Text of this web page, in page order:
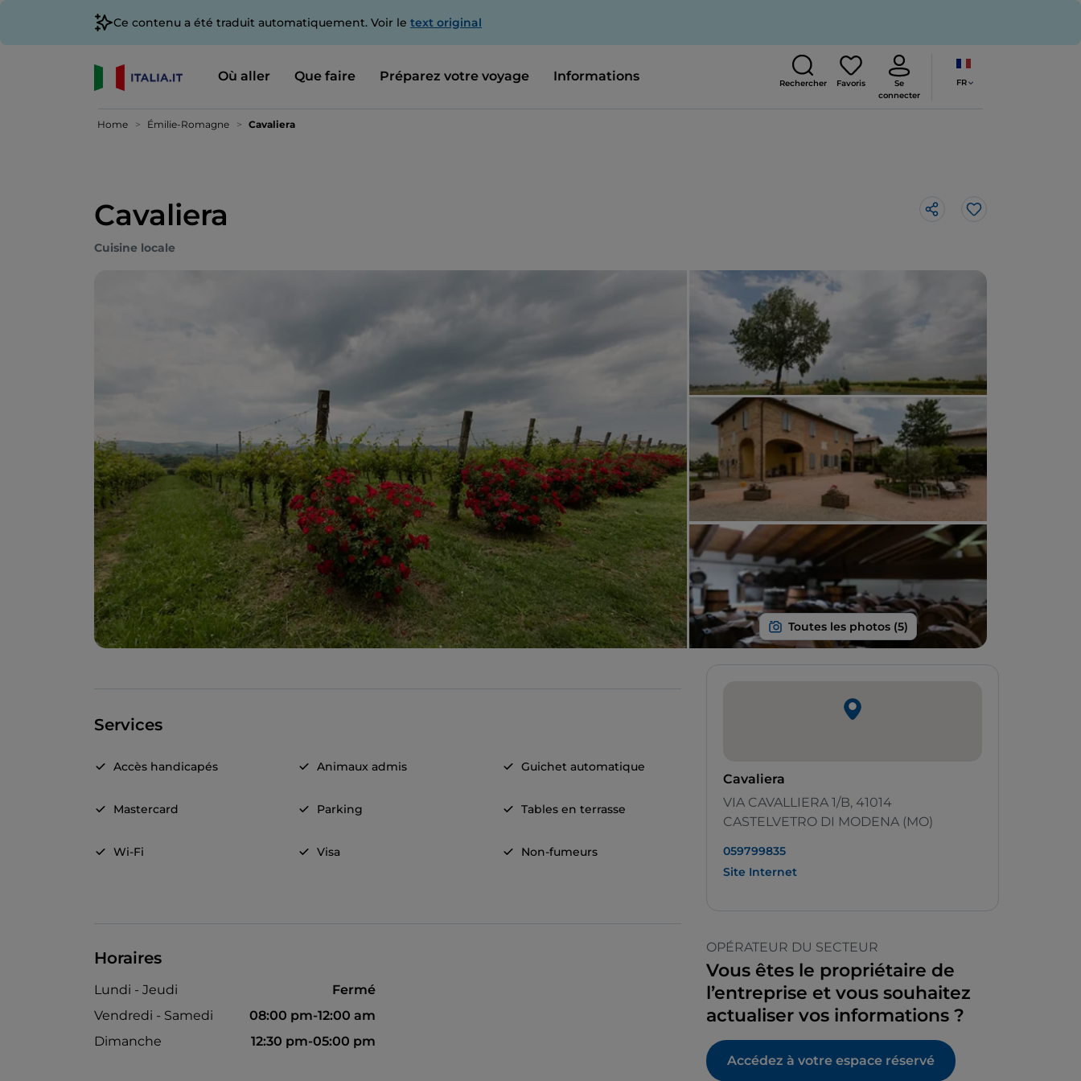
Ce contenu a été traduit automatiquement. Voir le text original
Où aller Que faire Préparez votre voyage Informations Rechercher Favoris
Se
connecter
FR
Home Émilie-Romagne Cavaliera
Cavaliera J’aime
Cuisine locale
Services
Accès handicapés Animaux admis Guichet automatique
Mastercard Parking Tables en terrasse
Wi-Fi Visa Non-fumeurs
Horaires
Lundi - Jeudi
Fermé
Vendredi - Samedi
08:00 pm-12:00 am
Dimanche
12:30 pm-05:00 pm
Cavaliera
VIA CAVALLIERA 1/B, 41014
CASTELVETRO DI MODENA (MO)
059799835
Site Internet
OPÉRATEUR DU SECTEUR
Vous êtes le propriétaire de
l’entreprise et vous souhaitez
actualiser vos informations ?
Accédez à votre espace réservé